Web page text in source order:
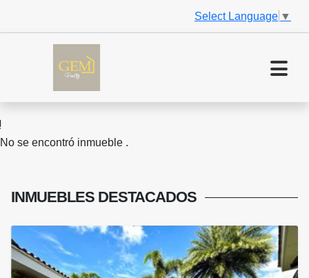
Select Language ▼
No se encontró inmueble .
INMUEBLES DESTACADOS